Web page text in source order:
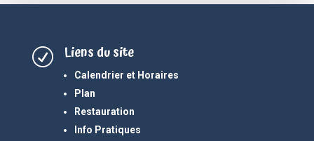
R Liens du site
Calendrier et Horaires
Plan
Restauration
Info Pratiques